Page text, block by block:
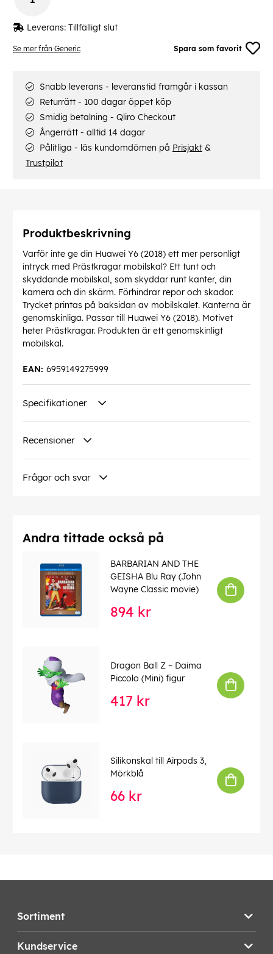
Se mer från Generic Spara som favorit
Leverans: Tillfälligt slut
Snabb leverans - leveranstid framgår i kassan
Returrätt - 100 dagar öppet köp
Smidig betalning - Qliro Checkout
Ångerrätt - alltid 14 dagar
Pålitliga - läs kundomdömen på Prisjakt &
Trustpilot
Produktbeskrivning
Varför inte ge din Huawei Y6 (2018) ett mer personligt
intryck med Prästkragar mobilskal? Ett tunt och
skyddande mobilskal, som skyddar runt kanter, din
kamera och din skärm. Förhindrar repor och skador.
Trycket printas på baksidan av mobilskalet. Kanterna är
genomskinliga. Passar till Huawei Y6 (2018). Motivet
heter Prästkragar. Produkten är ett genomskinligt
mobilskal.
6959149275999
EAN:
Specifikationer
Recensioner
Frågor och svar
Andra tittade också på
BARBARIAN AND THE
GEISHA Blu Ray (John
Wayne Classic movie)
894 kr
Dragon Ball Z – Daima
Piccolo (Mini) figur
417 kr
Silikonskal till Airpods 3,
Mörkblå
66 kr
Sortiment
Kundservice